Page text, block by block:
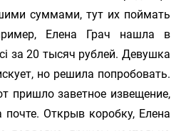
суммами, тут их поймать
Елена Грач нашла в
за 20 тысяч рублей. Девушка
но решила попробовать.
пришло заветное извещение,
Открыв коробку, Елена